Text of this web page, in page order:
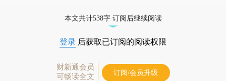
本文共计538字 订阅后继续阅读
登录 后获取已订阅的阅读权限
财新通会员
可畅读全文
订阅/会员升级